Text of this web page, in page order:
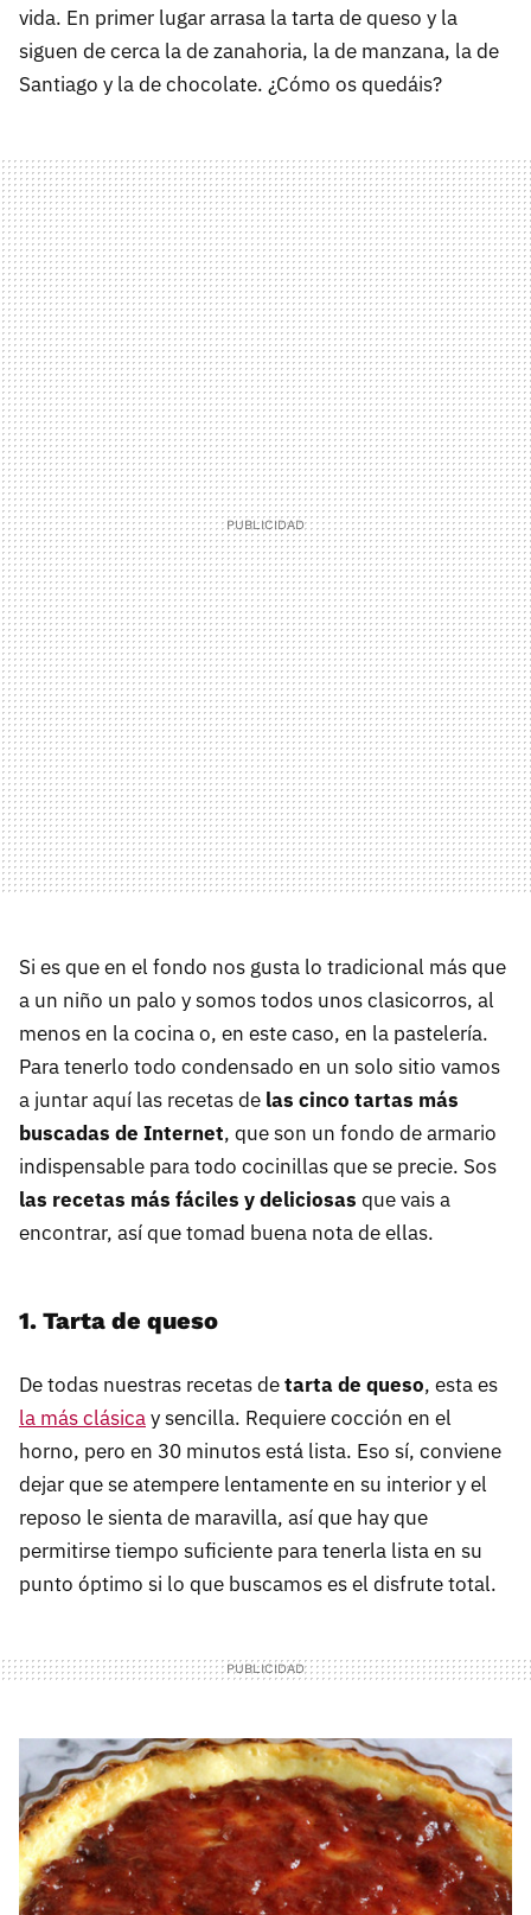
vida. En primer lugar arrasa la tarta de queso y la
siguen de cerca la de zanahoria, la de manzana, la de
Santiago y la de chocolate. ¿Cómo os quedáis?
Si es que en el fondo nos gusta lo tradicional más que
a un niño un palo y somos todos unos clasicorros, al
menos en la cocina o, en este caso, en la pastelería.
Para tenerlo todo condensado en un solo sitio vamos
a juntar aquí las recetas de las cinco tartas más
buscadas de Internet, que son un fondo de armario
indispensable para todo cocinillas que se precie. Sos
las recetas más fáciles y deliciosas que vais a
encontrar, así que tomad buena nota de ellas.
1. Tarta de queso
De todas nuestras recetas detarta de queso, esta es
la más clásicay sencilla. Requiere cocción en el
horno, pero en 30 minutos está lista. Eso sí, conviene
dejar que se atempere lentamente en su interior y el
reposo le sienta de maravilla, así que hay que
permitirse tiempo suficiente para tenerla lista en su
punto óptimo si lo que buscamos es el disfrute total.